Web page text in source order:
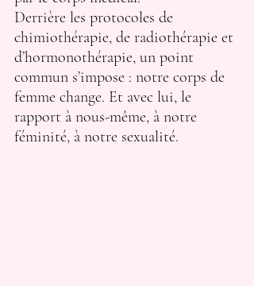
Derrière les protocoles de
chimiothérapie, de radiothérapie et
d’hormonothérapie, un point
commun s’impose : notre corps de
femme change. Et avec lui, le
rapport à nous-même, à notre
féminité, à notre sexualité.